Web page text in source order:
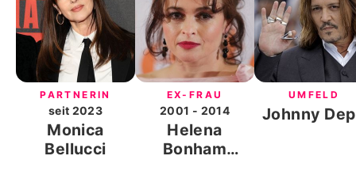
PARTNERIN
seit 2023
Monica
Bellucci
EX-FRAU
2001 - 2014
Helena
Bonham
UMFELD
Johnny